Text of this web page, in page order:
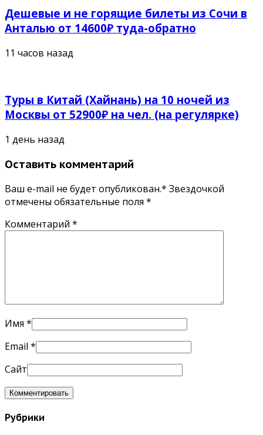
Дешевые и не горящие билеты из Сочи в
Анталью от 14600₽ туда-обратно
11 часов назад
Туры в Китай (Хайнань) на 10 ночей из
Москвы от 52900₽ на чел. (на регулярке)
1 день назад
Оставить комментарий
Ваш e-mail не будет опубликован.* Звездочкой
отмечены обязательные поля *
Комментарий *
Имя *
Email *
Сайт
Рубрики